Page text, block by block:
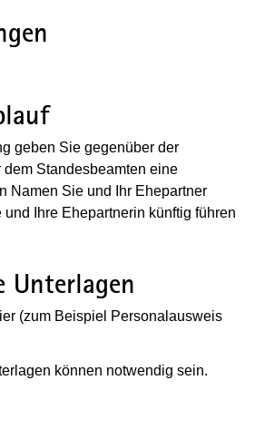
geben Sie gegenüber der
Standesbeamten eine
Namen Sie und Ihr Ehepartner
Ihre Ehepartnerin künftig führen
Unterlagen
(zum Beispiel Personalausweis
können notwendig sein.